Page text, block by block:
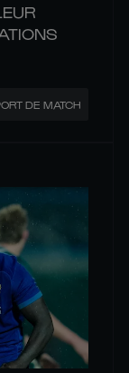
DE MATCH